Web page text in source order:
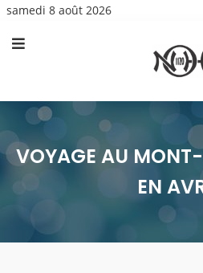
samedi 8 août 2026
VOYAGE AU
EN